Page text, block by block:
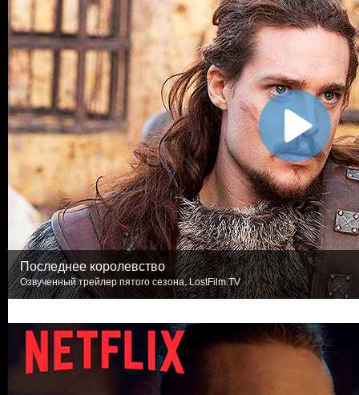
Последнее королевство
Озвученный трейлер пятого сезона. LostFilm.TV